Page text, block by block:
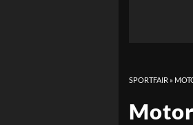
SPORTFAIR »